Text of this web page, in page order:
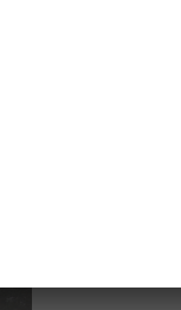
και ο πύργος
πλαισίωναν
Την περίοδο
Βελγίου η περιοχή